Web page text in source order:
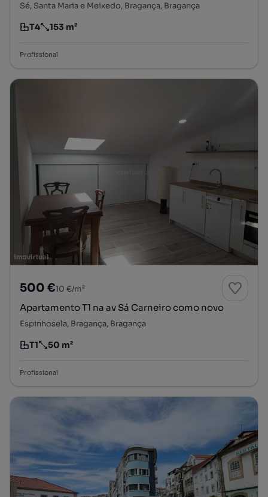
Sé, Santa Maria e Meixedo, Bragança, Bragança
Tipologia
T4
Preço por metro quadrado
153 m²
Profissional
500 €10 €/m²
Apartamento T1 na av Sá Carneiro como novo
Espinhosela, Bragança, Bragança
Tipologia
T1
Preço por metro quadrado
50 m²
Profissional